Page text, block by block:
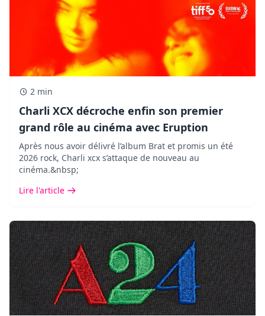
2 min
Charli XCX décroche enfin son premier
grand rôle au cinéma avec Eruption
Après nous avoir délivré l’album Brat et promis un été
2026 rock, Charli xcx s’attaque de nouveau au
cinéma.&nbsp;
Lire l'article